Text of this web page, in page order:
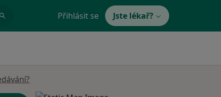
Přihlásit se Jste lékař?